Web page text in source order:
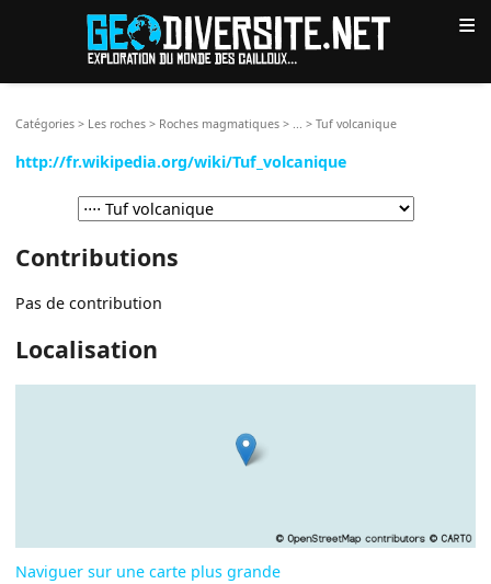
≡
Catégories > Les roches > Roches magmatiques > >Tuf volcanique
http://fr.wikipedia.org/wiki/Tuf_volcanique
Contributions
Pas de contribution
Localisation
Naviguer sur une carte plus grande